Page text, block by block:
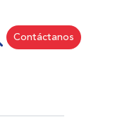
Contáctanos